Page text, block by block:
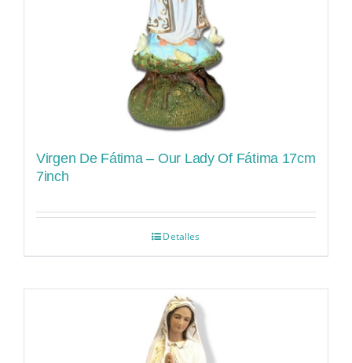
Virgen De Fátima – Our Lady Of Fátima 17cm
7inch
Detalles